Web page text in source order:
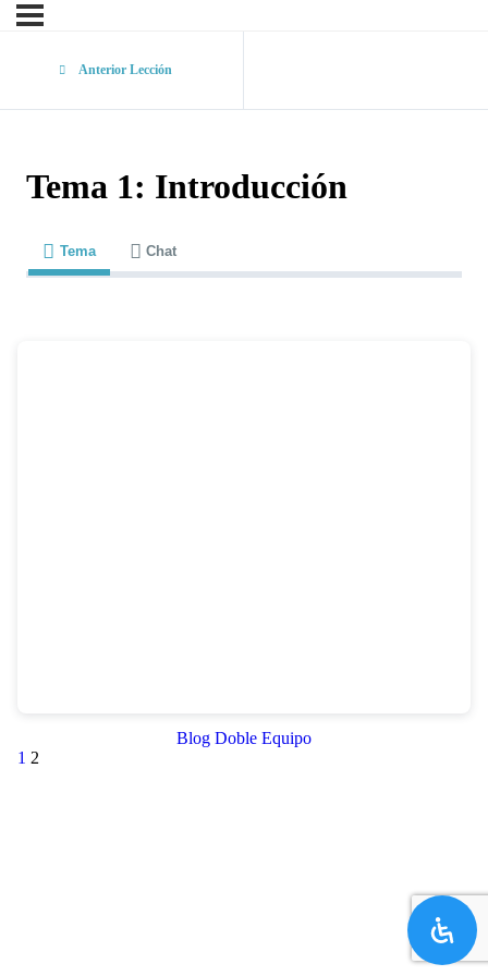
Anterior Lección
Tema 1: Introducción
Tema Chat
Blog Doble Equipo
1 2